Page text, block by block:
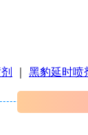
黑豹延时喷